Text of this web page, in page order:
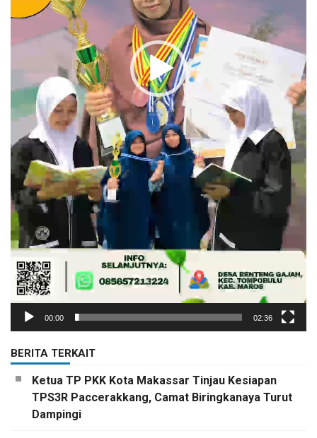
00:00 02:36
BERITA TERKAIT
Ketua TP PKK Kota Makassar Tinjau Kesiapan
TPS3R Paccerakkang, Camat Biringkanaya Turut
Dampingi